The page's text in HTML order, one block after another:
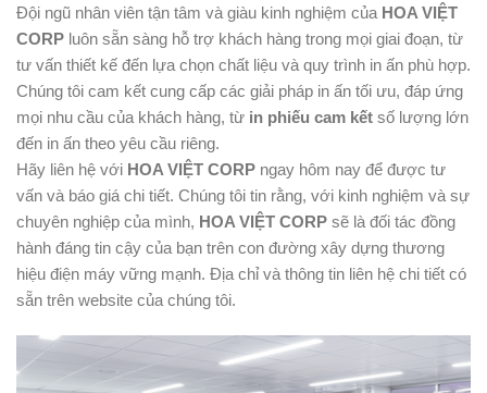
Đội ngũ nhân viên tận tâm và giàu kinh nghiệm của HOA VIỆT
CORP luôn sẵn sàng hỗ trợ khách hàng trong mọi giai đoạn, từ
tư vấn thiết kế đến lựa chọn chất liệu và quy trình in ấn phù hợp.
Chúng tôi cam kết cung cấp các giải pháp in ấn tối ưu, đáp ứng
mọi nhu cầu của khách hàng, từ in phiếu cam kết số lượng lớn
đến in ấn theo yêu cầu riêng.
Hãy liên hệ với HOA VIỆT CORP ngay hôm nay để được tư
vấn và báo giá chi tiết. Chúng tôi tin rằng, với kinh nghiệm và sự
chuyên nghiệp của mình, HOA VIỆT CORP sẽ là đối tác đồng
hành đáng tin cậy của bạn trên con đường xây dựng thương
hiệu điện máy vững mạnh. Địa chỉ và thông tin liên hệ chi tiết có
sẵn trên website của chúng tôi.